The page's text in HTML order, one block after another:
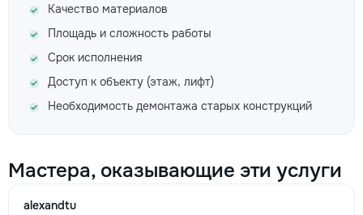
545
2480
m²
Качество материалов
Площадь и сложность работы
Срок исполнения
Доступ к объекту (этаж, лифт)
Необходимость демонтажа старых конструкций
Мастера, оказывающие эти услуги
alexandtu